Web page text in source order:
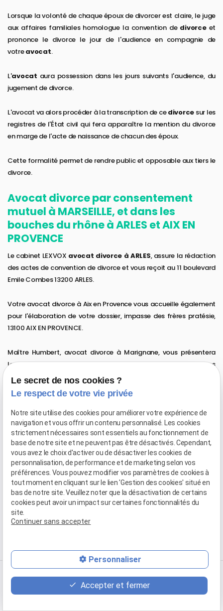
Lorsque la volonté de chaque époux de divorcer est claire, le juge
aux affaires familiales homologue la convention de divorceet
prononce le divorce le jour de l'audience en compagnie de
votreavocat.
L'avocat aura possession dans les jours suivants l'audience, du
jugement de divorce.
L'avocat va alors procéder à la transcription de cedivorce sur les
registres de l'État civil qui fera apparaître la mention du divorce
en marge de l'acte de naissance de chacun des époux.
Cette formalité permet de rendre public et opposable aux tiers le
divorce.
Avocat divorce par consentement
mutuel à MARSEILLE, et dans les
bouches du rhône à ARLES et AIX EN
PROVENCE
Le cabinet LEXVOX avocat divorce à ARLES, assure la rédaction
des actes de convention de divorce et vous reçoit au 11 boulevard
Emile Combes 13200 ARLES.
Votre avocat divorce à Aix en Provence vous accueille également
pour l'élaboration de votre dossier, impasse des frères pratésie,
13100 AIX EN PROVENCE.
Maître Humbert, avocat divorce à Marignane, vous présentera
lors des rendez vous la procédure de divorce amiable dans ses
locaux 1 rue antoine saint exupery 13700 MARIGNANE.
Pour les Marseillais, le cabinet LEXVOX avocat divorce à Marseille,
reçoit sur rendez vous dans le 15ème arrondissement au 19 Bd
Arthur Michaud, 13015Marseille.
Avocat divorce par consentement
mutuel dans le Gard à Nimes
Le cabinet LEXVOX avocat à Nîmes expert en divorce par
consentement mutuel, vous recevra et restera tout au long de la
procédure devant le Juge aux Affaires Familiales, 6 rue Crémieux
30000 NIMES.
Consultez également :
Le secret de nos cookies ?
Le respect de votre vie privée
Notre site utilise des cookies pour améliorer votre expérience de
navigation et vous offrir un contenu personnalisé. Les cookies
strictement nécessaires sont essentiels au fonctionnement de
base de notre site et ne peuvent pas être désactivés. Cependant,
vous avez le choix d'activer ou de désactiver les cookies de
personnalisation, de performance et de marketing selon vos
préférences. Vous pouvez modifier vos paramètres de cookies à
tout moment en cliquant sur le lien 'Gestion des cookies' situé en
bas de notre site. Veuillez noter que la désactivation de certains
cookies peut avoir un impact sur certaines fonctionnalités du
site.
Continuer sans accepter
Personnaliser
Accepter et fermer